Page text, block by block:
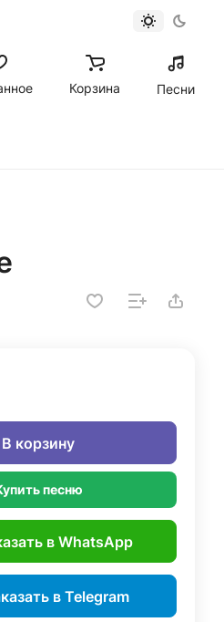
Корзина Песни
В корзину
песню
в WhatsApp
в Telegram